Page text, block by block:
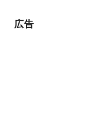
広告